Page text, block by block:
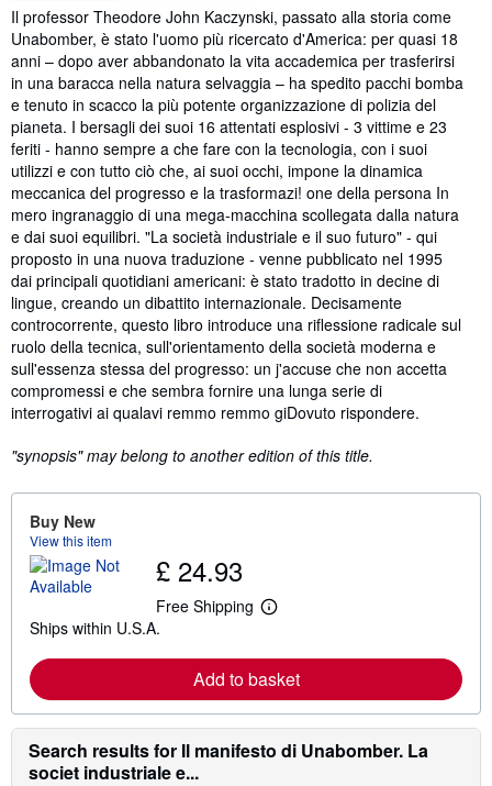
Synopsis
Il professor Theodore John Kaczynski, passato alla storia come
Unabomber, è stato l'uomo più ricercato d'America: per quasi 18
anni – dopo aver abbandonato la vita accademica per trasferirsi
in una baracca nella natura selvaggia – ha spedito pacchi bomba
e tenuto in scacco la più potente organizzazione di polizia del
pianeta. I bersagli dei suoi 16 attentati esplosivi - 3 vittime e 23
feriti - hanno sempre a che fare con la tecnologia, con i suoi
utilizzi e con tutto ciò che, ai suoi occhi, impone la dinamica
meccanica del progresso e la trasformazi! one della persona In
mero ingranaggio di una mega-macchina scollegata dalla natura
e dai suoi equilibri. "La società industriale e il suo futuro" - qui
proposto in una nuova traduzione - venne pubblicato nel 1995
dai principali quotidiani americani: è stato tradotto in decine di
lingue, creando un dibattito internazionale. Decisamente
controcorrente, questo libro introduce una riflessione radicale sul
ruolo della tecnica, sull'orientamento della società moderna e
sull'essenza stessa del progresso: un j'accuse che non accetta
compromessi e che sembra fornire una lunga serie di
interrogativi ai qualavi remmo remmo giDovuto rispondere.
"synopsis" may belong to another edition of this title.
Buy New
View this item
£ 24.93
Free Shipping
L
r
n
o
r
e
a
Ships within U.S.A.
Add to basket
Search results for Il manifesto di Unabomber. La
societ industriale e...